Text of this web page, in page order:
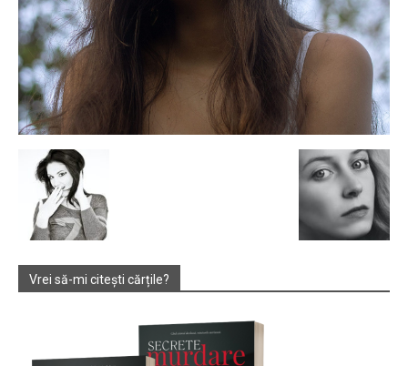
Vrei să-mi citești cărțile?